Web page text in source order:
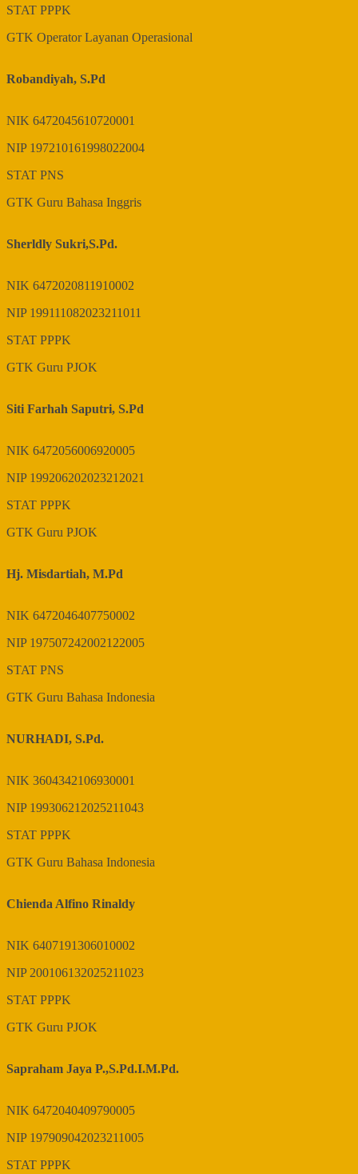
STAT PPPK
GTK Operator Layanan Operasional
Robandiyah, S.Pd
NIK 6472045610720001
NIP 197210161998022004
STAT PNS
GTK Guru Bahasa Inggris
Sherldly Sukri,S.Pd.
NIK 6472020811910002
NIP 199111082023211011
STAT PPPK
GTK Guru PJOK
Siti Farhah Saputri, S.Pd
NIK 6472056006920005
NIP 199206202023212021
STAT PPPK
GTK Guru PJOK
Hj. Misdartiah, M.Pd
NIK 6472046407750002
NIP 197507242002122005
STAT PNS
GTK Guru Bahasa Indonesia
NURHADI, S.Pd.
NIK 3604342106930001
NIP 199306212025211043
STAT PPPK
GTK Guru Bahasa Indonesia
Chienda Alfino Rinaldy
NIK 6407191306010002
NIP200106132025211023
STAT PPPK
GTK Guru PJOK
Sapraham Jaya P.,S.Pd.I.M.Pd.
NIK 6472040409790005
NIP 197909042023211005
STAT PPPK